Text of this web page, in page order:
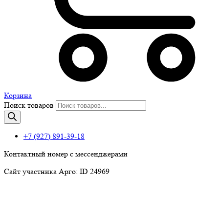
Корзина
Поиск товаров
+7 (927) 891-39-18
Контактный номер с мессенджерами
Сайт участника Арго: ID 24969